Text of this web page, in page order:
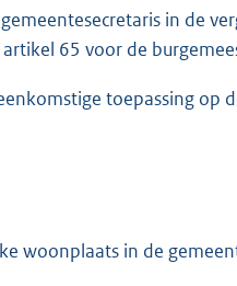
in de
65 voor de
toepassing op
woonplaats in de